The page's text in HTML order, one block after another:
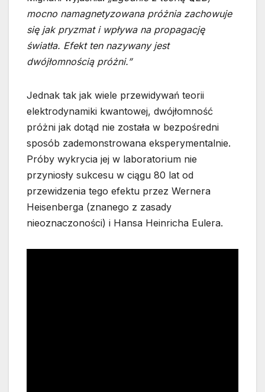
mocno namagnetyzowana próżnia zachowuje
się jak pryzmat i wpływa na propagację
światła. Efekt ten nazywany jest
dwójłomnością próżni.”
Jednak tak jak wiele przewidywań teorii
elektrodynamiki kwantowej, dwójłomność
próżni jak dotąd nie została w bezpośredni
sposób zademonstrowana eksperymentalnie.
Próby wykrycia jej w laboratorium nie
przyniosły sukcesu w ciągu 80 lat od
przewidzenia tego efektu przez Wernera
Heisenberga (znanego z zasady
nieoznaczoności) i Hansa Heinricha Eulera.